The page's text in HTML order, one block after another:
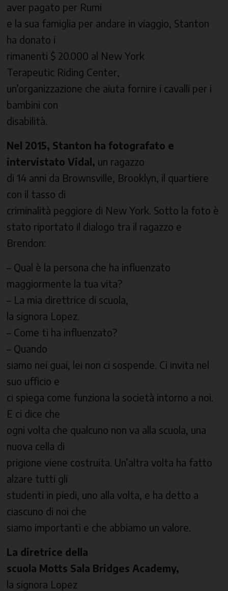
aver pagato per Rumi
e la sua famiglia per andare in viaggio, Stanton
ha donato i
rimanenti $ 20.000 al New York
Terapeutic Riding Center,
un’organizzazione che aiuta fornire i cavalli per i
bambini con
disabilità.
Nel 2015, Stanton ha fotografato e
intervistato Vidal, un ragazzo
di 14 anni da Brownsville, Brooklyn, il quartiere
con il tasso di
criminalità peggiore di New York. Sotto la foto è
stato riportato il dialogo tra il ragazzo e
Brendon:
– Qual è la persona che ha influenzato
maggiormente la tua vita?
– La mia direttrice di scuola,
la signora Lopez.
– Come ti ha influenzato?
– Quando
siamo nei guai, lei non ci sospende. Ci invita nel
suo ufficio e
ci spiega come funziona la società intorno a noi.
E ci dice che
ogni volta che qualcuno non va alla scuola, una
nuova cella di
prigione viene costruita. Un’altra volta ha fatto
alzare tutti gli
studenti in piedi, uno alla volta, e ha detto a
ciascuno di noi che
siamo importanti e che abbiamo un valore.
La diretrice della
scuola Motts Sala Bridges Academy,
la signora Lopez